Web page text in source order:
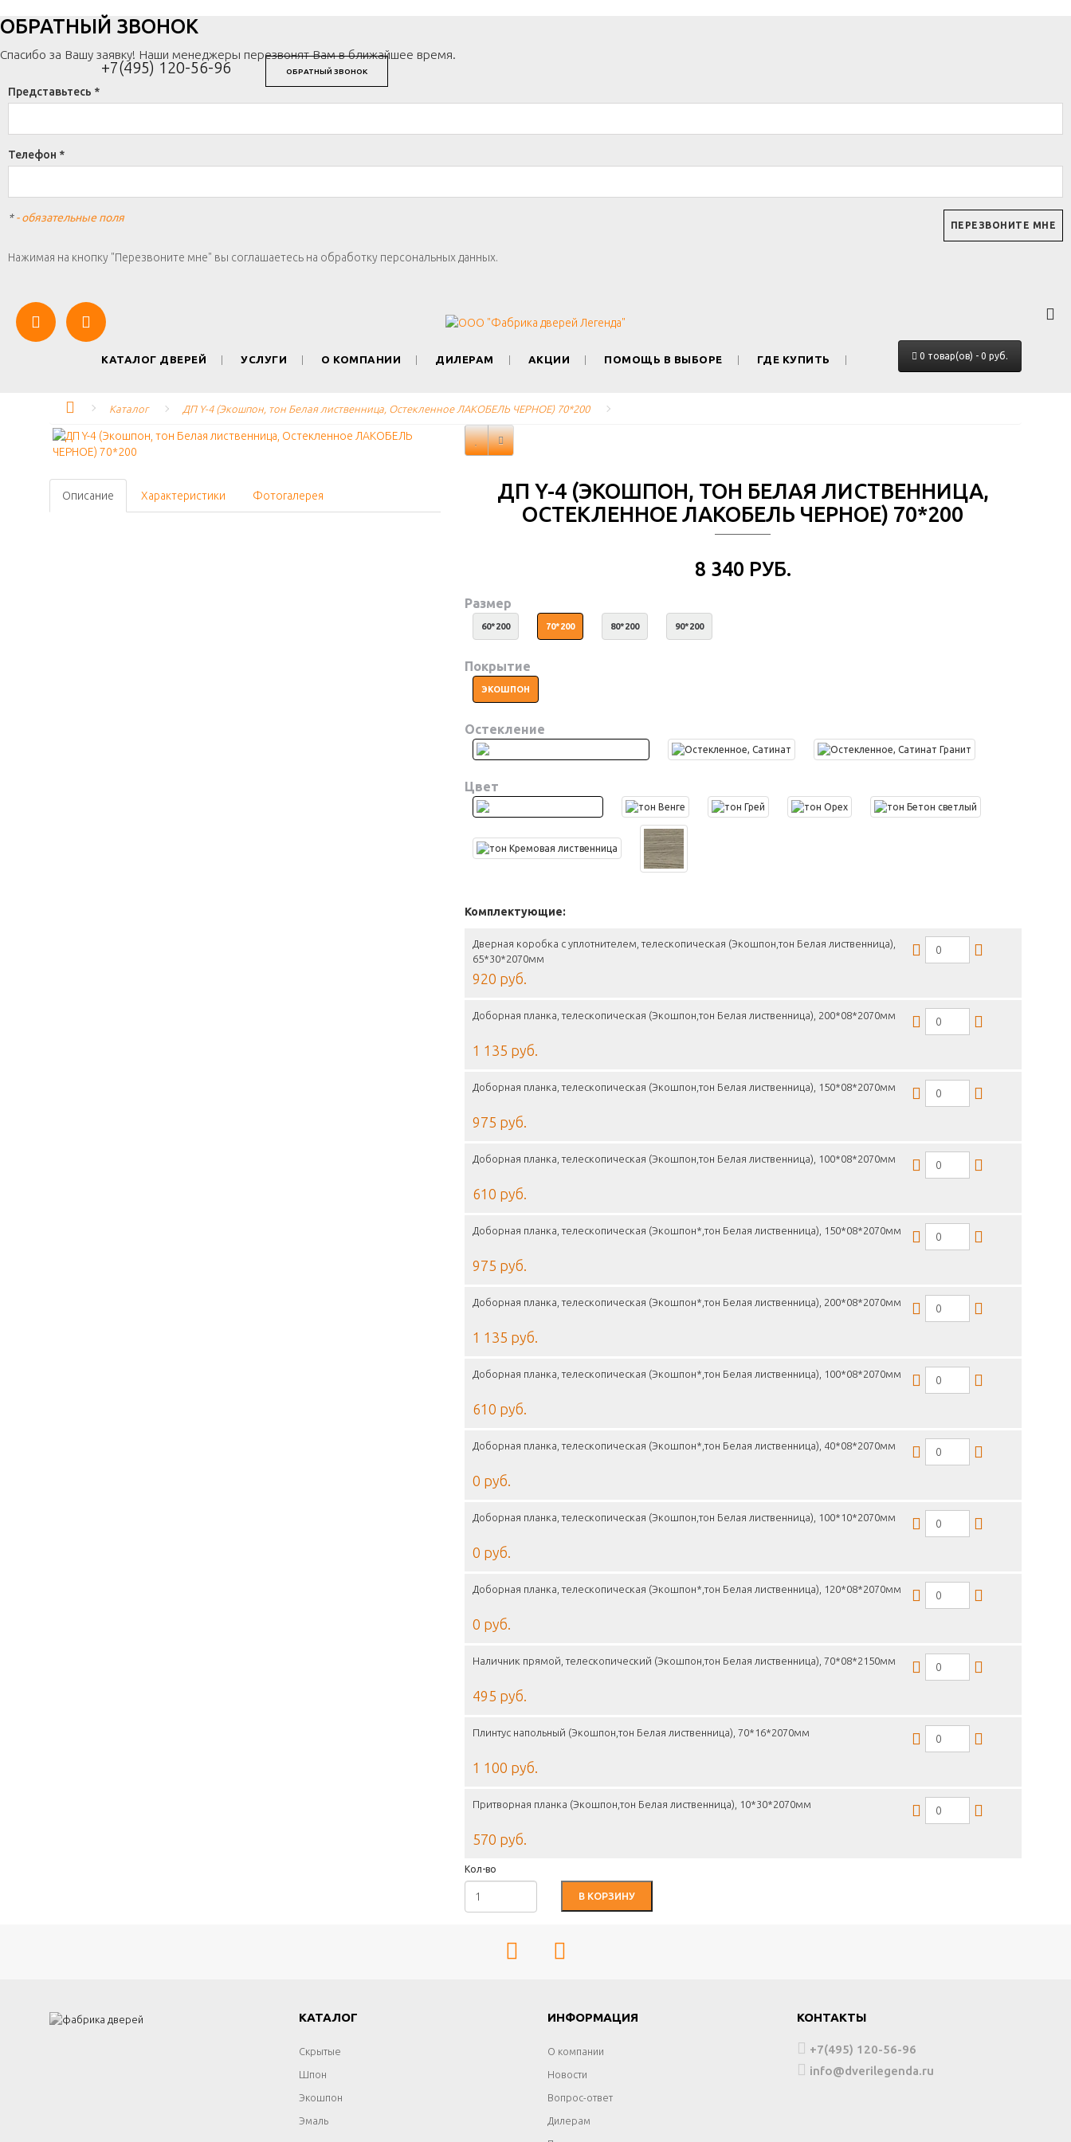
+7(495) 120-56-96 ОБРАТНЫЙ ЗВОНОК
ОБРАТНЫЙ ЗВОНОК
Спасибо за Вашу заявку! Наши менеджеры перезвонят Вам в ближайшее время.
Представьтесь *
Телефон *
*- обязательные поля
Нажимая на кнопку "Перезвоните мне" вы соглашаетесь на обработку персональных данных.
КАТАЛОГ ДВЕРЕЙ УСЛУГИ О КОМПАНИИ ДИЛЕРАМ АКЦИИ ПОМОЩЬ В ВЫБОРЕ ГДЕ КУПИТЬ 0 товар(ов) - 0 руб.
Каталог ДП Y-4 (Экошпон, тон Белая лиственница, Остекленное ЛАКОБЕЛЬ ЧЕРНОЕ) 70*200
Описание Характеристики Фотогалерея
ДП Y-4 (ЭКОШПОН, ТОН БЕЛАЯ ЛИСТВЕННИЦА,
ОСТЕКЛЕННОЕ ЛАКОБЕЛЬ ЧЕРНОЕ) 70*200
8 340 РУБ.
Размер
60*200 70*200 80*200 90*200
Покрытие
ЭКОШПОН
Остекление
Цвет
Комплектующие:
Дверная коробка с уплотнителем, телескопическая (Экошпон,тон Белая лиственница),
65*30*2070мм
920 руб.
Доборная планка, телескопическая (Экошпон,тон Белая лиственница), 200*08*2070мм
1 135 руб.
Доборная планка, телескопическая (Экошпон,тон Белая лиственница), 150*08*2070мм
975 руб.
Доборная планка, телескопическая (Экошпон,тон Белая лиственница), 100*08*2070мм
610 руб.
Доборная планка, телескопическая (Экошпон*,тон Белая лиственница), 150*08*2070мм
975 руб.
Доборная планка, телескопическая (Экошпон*,тон Белая лиственница), 200*08*2070мм
1 135 руб.
Доборная планка, телескопическая (Экошпон*,тон Белая лиственница), 100*08*2070мм
610 руб.
Доборная планка, телескопическая (Экошпон*,тон Белая лиственница), 40*08*2070мм
0 руб.
Доборная планка, телескопическая (Экошпон,тон Белая лиственница), 100*10*2070мм
0 руб.
Доборная планка, телескопическая (Экошпон*,тон Белая лиственница), 120*08*2070мм
0 руб.
Наличник прямой, телескопический (Экошпон,тон Белая лиственница), 70*08*2150мм
495 руб.
Плинтус напольный (Экошпон,тон Белая лиственница), 70*16*2070мм
1 100 руб.
Притворная планка (Экошпон,тон Белая лиственница), 10*30*2070мм
570 руб.
Кол-во
В КОРЗИНУ
КАТАЛОГ
Скрытые
Шпон
Экошпон
Эмаль
ИНФОРМАЦИЯ
О компании
Новости
Вопрос-ответ
Дилерам
КОНТАКТЫ
+7(495) 120-56-96
info@dverilegenda.ru